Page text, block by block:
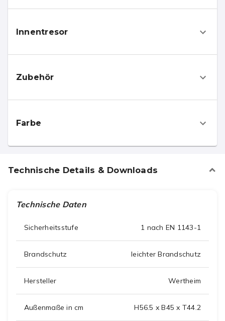
Innentresor
Zubehör
Farbe
Technische Details & Downloads
Technische Daten
Sicherheitsstufe 1 nach EN 1143-1
Brandschutz leichter Brandschutz
Hersteller Wertheim
Außenmaße in cm H56.5 x B45 x T44.2